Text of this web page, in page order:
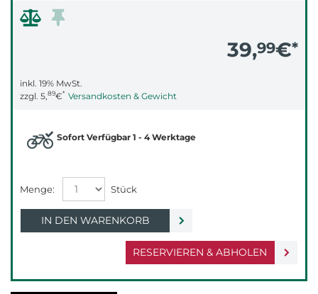
39,99€*
inkl. 19% MwSt.
zzgl. 5,89€* Versandkosten & Gewicht
RESERVIEREN & ABHOLEN
Sofort Verfügbar 1 - 4 Werktage
IN DEN WARENKORB